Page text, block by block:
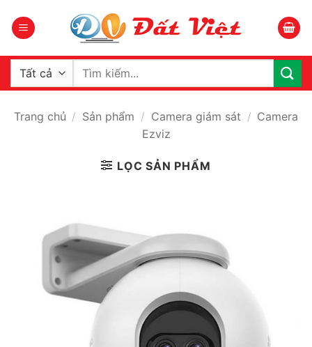
qua
dung
Tìm
Trang chủ / Sản phẩm / Camera giám sát / Camera
Ezviz
LỌC SẢN PHẨM